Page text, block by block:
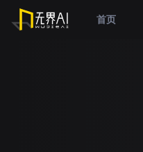
首页